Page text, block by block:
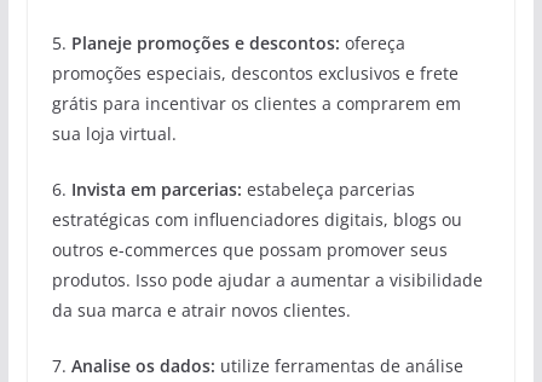
5. Planeje promoções e descontos: ofereça
promoções especiais, descontos exclusivos e frete
grátis para incentivar os clientes a comprarem em
sua loja virtual.
6. Invista em parcerias: estabeleça parcerias
estratégicas com influenciadores digitais, blogs ou
outros e-commerces que possam promover seus
produtos. Isso pode ajudar a aumentar a visibilidade
da sua marca e atrair novos clientes.
7. Analise os dados: utilize ferramentas de análise